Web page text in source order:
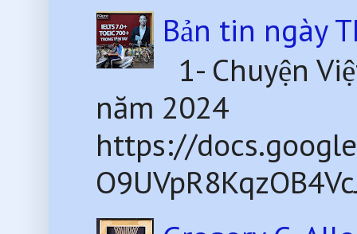
Bản tin ngày
1- Chuyện
năm 2024
https://